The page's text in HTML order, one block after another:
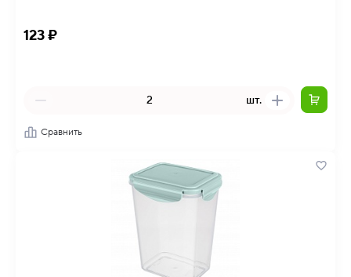
123 ₽
шт.
Сравнить